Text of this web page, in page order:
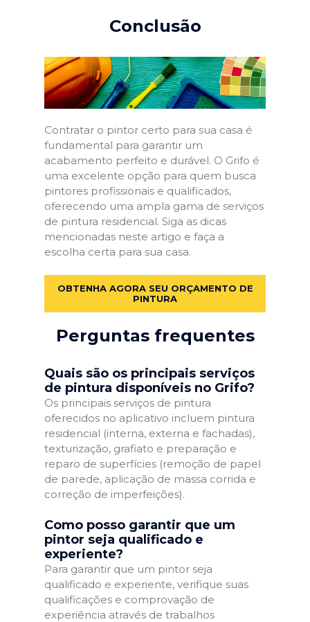
Conclusão
Contratar o pintor certo para sua casa é
fundamental para garantir um
acabamento perfeito e durável. O Grifo é
uma excelente opção para quem busca
pintores profissionais e qualificados,
oferecendo uma ampla gama de serviços
de pintura residencial. Siga as dicas
mencionadas neste artigo e faça a
escolha certa para sua casa.
OBTENHA AGORA SEU ORÇAMENTO DE
PINTURA
Perguntas frequentes
Quais são os principais serviços
de pintura disponíveis no Grifo?
Os principais serviços de pintura
oferecidos no aplicativo incluem pintura
residencial (interna, externa e fachadas),
texturização, grafiato e preparação e
reparo de superfícies (remoção de papel
de parede, aplicação de massa corrida e
correção de imperfeições).
Como posso garantir que um
pintor seja qualificado e
experiente?
Para garantir que um pintor seja
qualificado e experiente, verifique suas
qualificações e comprovação de
experiência através de trabalhos